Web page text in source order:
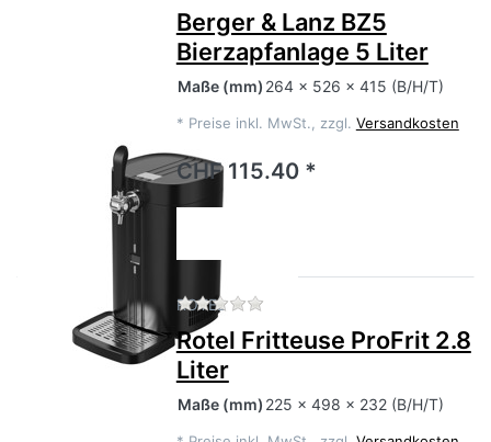
Berger & Lanz BZ5
Bierzapfanlage 5 Liter
Maße (mm) 264 x 526 x 415 (B/H/T)
* Preise inkl. MwSt., zzgl. Versandkosten
CHF 115.40 *
ROTEL Zu diesem Produkt liegen
Rotel Fritteuse ProFrit 2.8
Liter
Maße (mm) 225 x 498 x 232 (B/H/T)